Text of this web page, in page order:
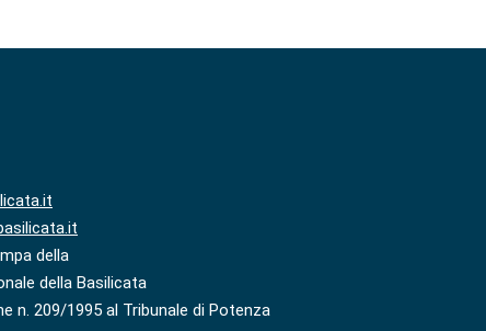
della
della Basilicata
n. 209/1995 al Tribunale di Potenza